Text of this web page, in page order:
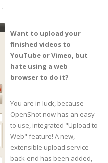
.
Want to upload your
finished videos to
YouTube or Vimeo, but
hate using a web
browser to do it?
You are in luck, because
OpenShot now has an easy
to use, integrated "Upload to
Web" feature! A new,
extensible upload service
back-end has been added,